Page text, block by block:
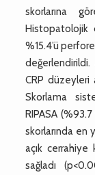
skorlarına
Histopatolojik
%15.4’ü
CRP düzeyleri
Skorlama
RIPASA
skorlarında en
açık cerrahiye
sağladı